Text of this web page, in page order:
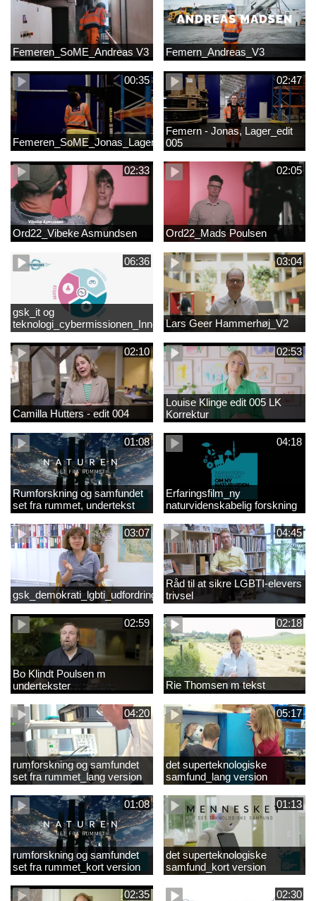
Femeren_SoME_Andreas V3 Femern_Andreas_V3
00:35
Femeren_SoME_Jonas_Lager
02:47
Femern - Jonas, Lager_edit
005
02:33
Ord22_Vibeke Asmundsen
02:05
Ord22_Mads Poulsen
06:36
gsk_it og
teknologi_cybermissionen_Innovationscirklen
03:04
Lars Geer Hammerhøj_V2
02:10
Camilla Hutters - edit 004
02:53
Louise Klinge edit 005 LK
Korrektur
01:08
Rumforskning og samfundet
set fra rummet, undertekst
04:18
Erfaringsfilm_ny
naturvidenskabelig forskning
03:07
gsk_demokrati_lgbti_udfordringer
04:45
Råd til at sikre LGBTI-elevers
trivsel
02:59
Bo Klindt Poulsen m
undertekster
02:18
Rie Thomsen m tekst
04:20
rumforskning og samfundet
set fra rummet_lang version
05:17
det superteknologiske
samfund_lang version
01:08
rumforskning og samfundet
set fra rummet_kort version
01:13
det superteknologiske
samfund_kort version
02:35 02:30